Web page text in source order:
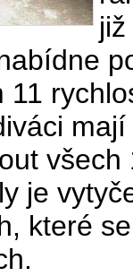
11
všech
je
které